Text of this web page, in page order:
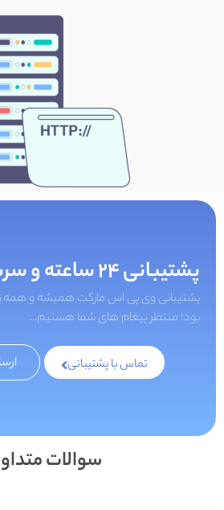
پشتیبانی 24 ساعته و سریع
پشتیبانی وی پی اس مارکت همیشه و همه
بود! منتظر پیغام های شما هستیم...
تماس با پشتیبانی
سوالات